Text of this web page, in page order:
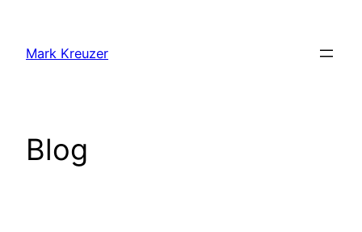
springen
Mark Kreuzer
Blog